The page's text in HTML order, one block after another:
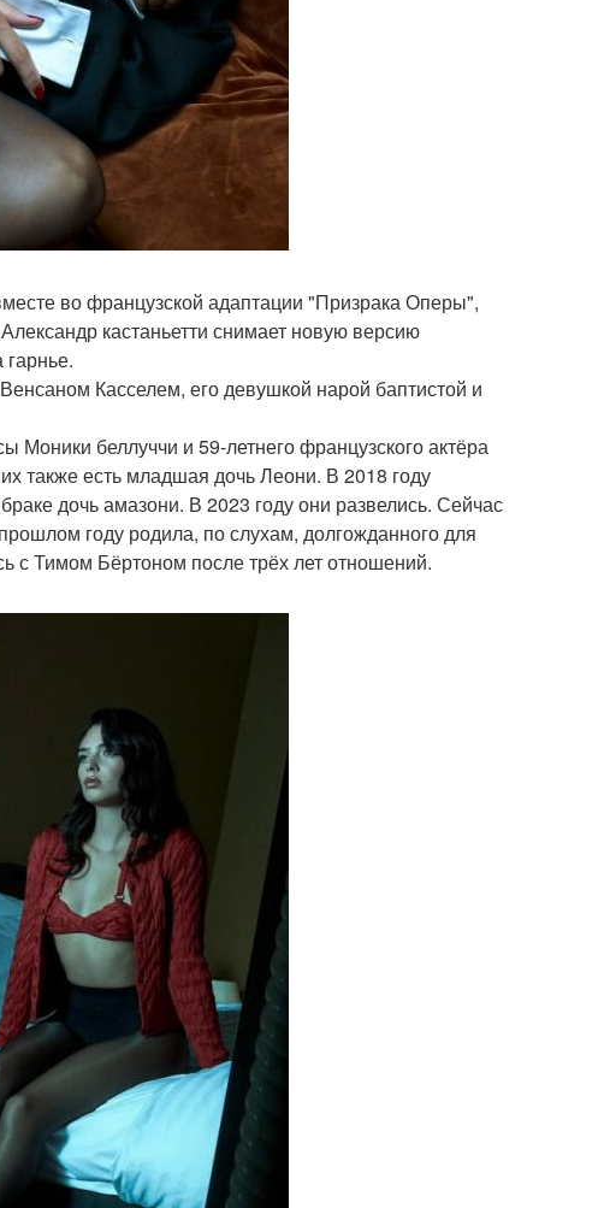
во французской адаптации "Призрака Оперы",
кастаньетти снимает новую версию
Касселем, его девушкой нарой баптистой и
Моники беллуччи и 59-летнего французского актёра
также есть младшая дочь Леони. В 2018 году
дочь амазони. В 2023 году они развелись. Сейчас
году родила, по слухам, долгожданного для
с Тимом Бёртоном после трёх лет отношений.